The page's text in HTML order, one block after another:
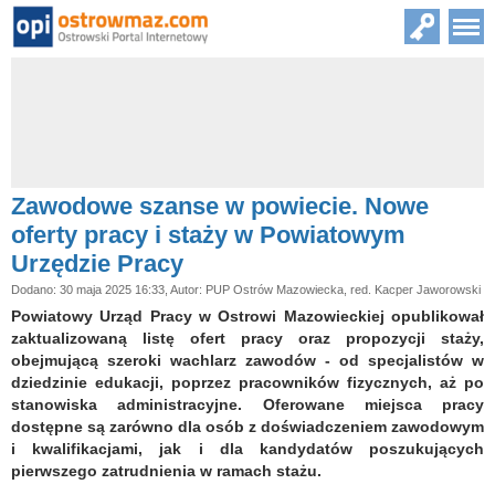
Zawodowe szanse w powiecie. Nowe
oferty pracy i staży w Powiatowym
Urzędzie Pracy
Dodano: 30 maja 2025 16:33, Autor: PUP Ostrów Mazowiecka, red. Kacper Jaworowski
Powiatowy Urząd Pracy w Ostrowi Mazowieckiej opublikował
zaktualizowaną listę ofert pracy oraz propozycji staży,
obejmującą szeroki wachlarz zawodów - od specjalistów w
dziedzinie edukacji, poprzez pracowników fizycznych, aż po
stanowiska administracyjne. Oferowane miejsca pracy
dostępne są zarówno dla osób z doświadczeniem zawodowym
i kwalifikacjami, jak i dla kandydatów poszukujących
pierwszego zatrudnienia w ramach stażu.